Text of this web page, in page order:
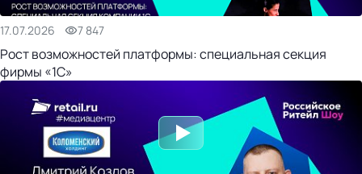
17.07.2026 7 847
Рост возможностей платформы: специальная секция
фирмы «1С»